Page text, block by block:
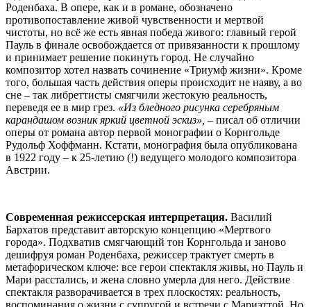
Роденбаха. В опере, как и в романе, обозначено
противопоставление живой чувственности и мертвой
чистоты, но всё же есть явная победа живого: главный герой
Пауль в финале освобождается от привязанности к прошлому
и принимает решение покинуть город. Не случайно
композитор хотел назвать сочинение «Триумф жизни». Кроме
того, большая часть действия оперы происходит не наяву, а во
сне – так либреттисты смягчили жестокую реальность,
переведя ее в мир грез. «Из бледного рисунка серебряным
карандашом возник яркий цветной эскиз», – писал об отличии
оперы от романа автор первой монографии о Корнгольде
Рудольф Хоффманн. Кстати, монография была опубликована
в 1922 году – к 25-летию (!) ведущего молодого композитора
Австрии.
Современная режиссерская интерпретация. Василий
Бархатов представит авторскую концепцию «Мертвого
города». Подхватив смягчающий тон Корнгольда и заново
дешифруя роман Роденбаха, режиссер трактует смерть в
метафорическом ключе: все герои спектакля живы, но Пауль и
Мари расстались, и жена словно умерла для него. Действие
спектакля разворачивается в трех плоскостях: реальность,
воспоминания о жизни с супругой и встречи с Мариэттой. Но